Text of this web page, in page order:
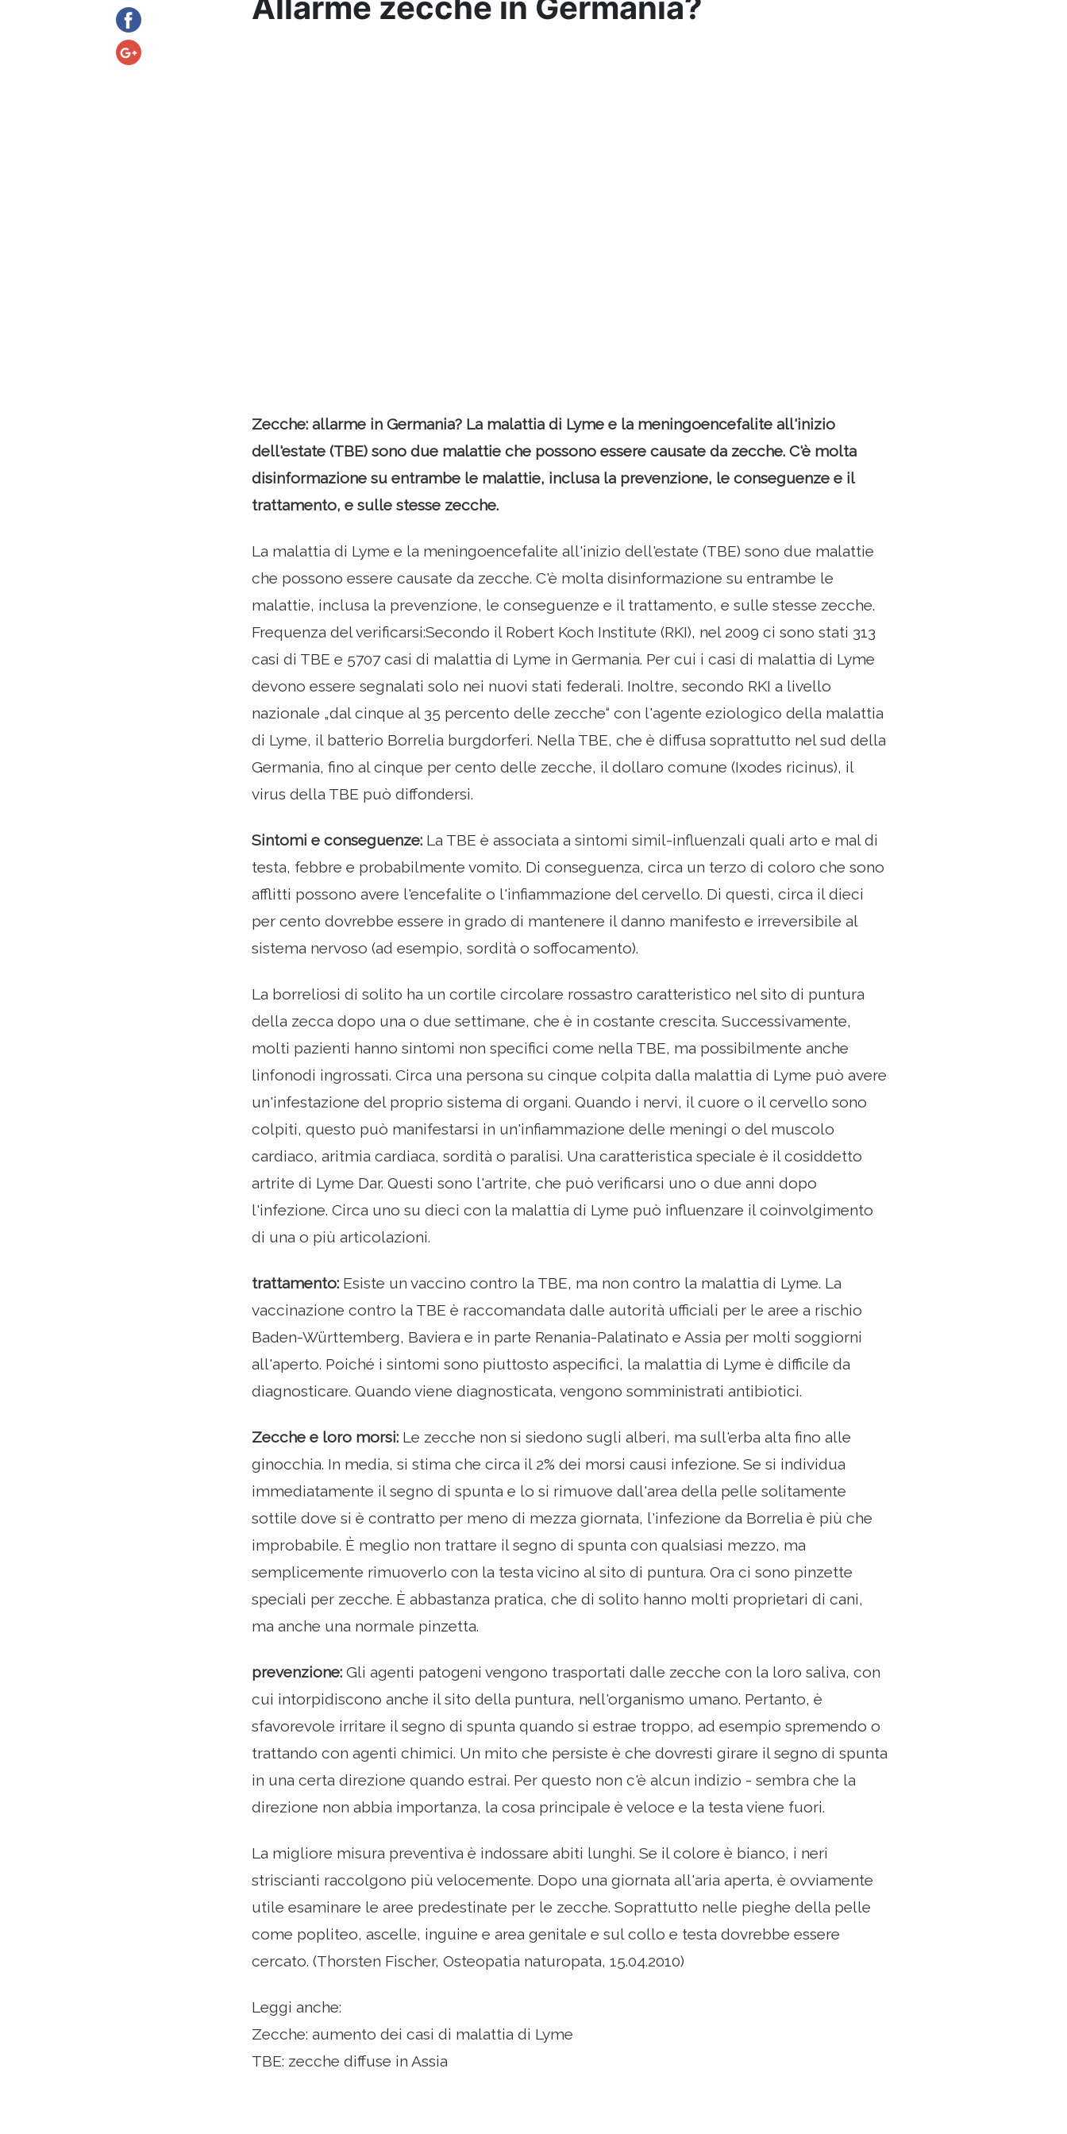
Zecche: allarme in Germania? La malattia di Lyme e la meningoencefalite all'inizio
dell'estate (TBE) sono due malattie che possono essere causate da zecche. C'è molta
disinformazione su entrambe le malattie, inclusa la prevenzione, le conseguenze e il
trattamento, e sulle stesse zecche.
La malattia di Lyme e la meningoencefalite all'inizio dell'estate (TBE) sono due malattie
che possono essere causate da zecche. C'è molta disinformazione su entrambe le
malattie, inclusa la prevenzione, le conseguenze e il trattamento, e sulle stesse zecche.
Frequenza del verificarsi:Secondo il Robert Koch Institute (RKI), nel 2009 ci sono stati 313
casi di TBE e 5707 casi di malattia di Lyme in Germania. Per cui i casi di malattia di Lyme
devono essere segnalati solo nei nuovi stati federali. Inoltre, secondo RKI a livello
nazionale „dal cinque al 35 percento delle zecche“ con l'agente eziologico della malattia
di Lyme, il batterio Borrelia burgdorferi. Nella TBE, che è diffusa soprattutto nel sud della
Germania, fino al cinque per cento delle zecche, il dollaro comune (Ixodes ricinus), il
virus della TBE può diffondersi.
Sintomi e conseguenze: La TBE è associata a sintomi simil-influenzali quali arto e mal di
testa, febbre e probabilmente vomito. Di conseguenza, circa un terzo di coloro che sono
afflitti possono avere l'encefalite o l'infiammazione del cervello. Di questi, circa il dieci
per cento dovrebbe essere in grado di mantenere il danno manifesto e irreversibile al
sistema nervoso (ad esempio, sordità o soffocamento).
La borreliosi di solito ha un cortile circolare rossastro caratteristico nel sito di puntura
della zecca dopo una o due settimane, che è in costante crescita. Successivamente,
molti pazienti hanno sintomi non specifici come nella TBE, ma possibilmente anche
linfonodi ingrossati. Circa una persona su cinque colpita dalla malattia di Lyme può avere
un'infestazione del proprio sistema di organi. Quando i nervi, il cuore o il cervello sono
colpiti, questo può manifestarsi in un'infiammazione delle meningi o del muscolo
cardiaco, aritmia cardiaca, sordità o paralisi. Una caratteristica speciale è il cosiddetto
artrite di Lyme Dar. Questi sono l'artrite, che può verificarsi uno o due anni dopo
l'infezione. Circa uno su dieci con la malattia di Lyme può influenzare il coinvolgimento
di una o più articolazioni.
trattamento: Esiste un vaccino contro la TBE, ma non contro la malattia di Lyme. La
vaccinazione contro la TBE è raccomandata dalle autorità ufficiali per le aree a rischio
Baden-Württemberg, Baviera e in parte Renania-Palatinato e Assia per molti soggiorni
all'aperto. Poiché i sintomi sono piuttosto aspecifici, la malattia di Lyme è difficile da
diagnosticare. Quando viene diagnosticata, vengono somministrati antibiotici.
Zecche e loro morsi: Le zecche non si siedono sugli alberi, ma sull'erba alta fino alle
ginocchia. In media, si stima che circa il 2% dei morsi causi infezione. Se si individua
immediatamente il segno di spunta e lo si rimuove dall'area della pelle solitamente
sottile dove si è contratto per meno di mezza giornata, l'infezione da Borrelia è più che
improbabile. È meglio non trattare il segno di spunta con qualsiasi mezzo, ma
semplicemente rimuoverlo con la testa vicino al sito di puntura. Ora ci sono pinzette
speciali per zecche. È abbastanza pratica, che di solito hanno molti proprietari di cani,
ma anche una normale pinzetta.
prevenzione: Gli agenti patogeni vengono trasportati dalle zecche con la loro saliva, con
cui intorpidiscono anche il sito della puntura, nell'organismo umano. Pertanto, è
sfavorevole irritare il segno di spunta quando si estrae troppo, ad esempio spremendo o
trattando con agenti chimici. Un mito che persiste è che dovresti girare il segno di spunta
in una certa direzione quando estrai. Per questo non c'è alcun indizio - sembra che la
direzione non abbia importanza, la cosa principale è veloce e la testa viene fuori.
La migliore misura preventiva è indossare abiti lunghi. Se il colore è bianco, i neri
striscianti raccolgono più velocemente. Dopo una giornata all'aria aperta, è ovviamente
utile esaminare le aree predestinate per le zecche. Soprattutto nelle pieghe della pelle
come popliteo, ascelle, inguine e area genitale e sul collo e testa dovrebbe essere
cercato. (Thorsten Fischer, Osteopatia naturopata, 15.04.2010)
Leggi anche:
Zecche: aumento dei casi di malattia di Lyme
TBE: zecche diffuse in Assia